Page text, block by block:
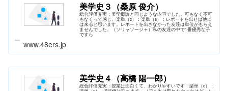
美学史３（桑原 俊介）
総合評価充実：美学概論と同じような内容でした。可もなく不可
もなくって感じ。楽単（c）：楽単（s）：レポートを出せば他に
は来ると思います。レポートを出さなかった友達は単位がもらえ
ませんでした。（ソリャソージャ）私の友達の中で1番優秀な子
ですら
www.48ers.jp
美学史４（高橋 陽一郎）
総合評価充実：授業は面白くて、わかりやすいです！楽単（c）：